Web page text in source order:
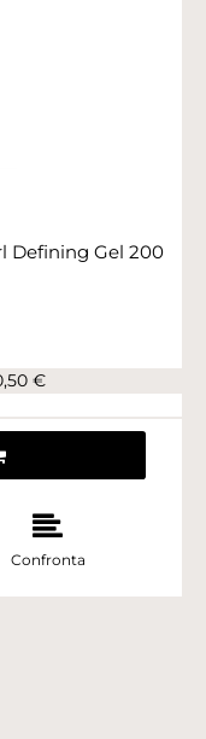
Defining Gel 200
€
Confronta